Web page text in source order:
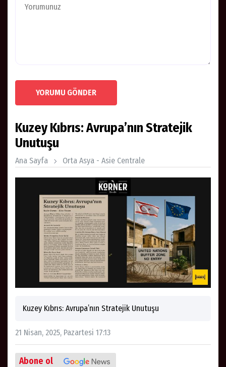
YORUMU GÖNDER
Kuzey Kıbrıs: Avrupa’nın Stratejik
Unutuşu
Ana Sayfa Orta Asya - Asie Centrale
Kuzey Kıbrıs: Avrupa’nın Stratejik Unutuşu
21 Nisan, 2025, Pazartesi 17:13
Abone ol